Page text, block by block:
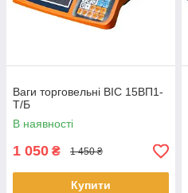
Ваги торговельні ВІС 15ВП1-
Т/Б
В наявності
1 050 ₴ 1 450 ₴
Купити